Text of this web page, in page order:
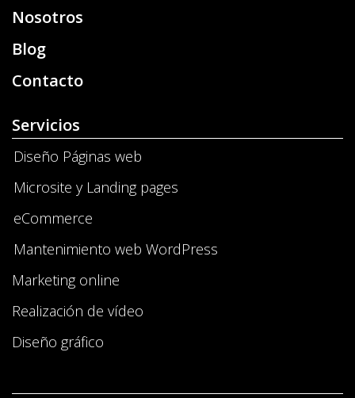
Nosotros
Blog
Contacto
Servicios
Diseño Páginas web
Microsite y Landing pages
eCommerce
Mantenimiento web WordPress
Marketing online
Realización de vídeo
Diseño gráfico